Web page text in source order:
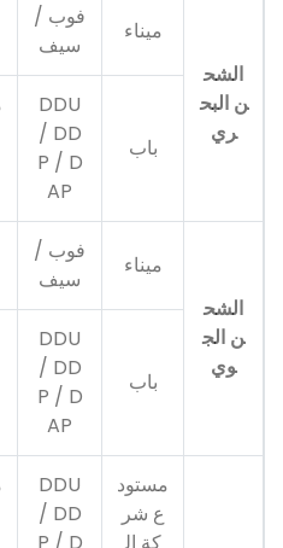
الشح
ن البح
ري
ميناء
فوب /
سيف
باب
DDU
/ DD
P / D
AP
الشح
ن الج
وي
ميناء
فوب /
سيف
باب
DDU
/ DD
P / D
AP
مستود
ع شر
كة ال
DDU
/ DD
P / D